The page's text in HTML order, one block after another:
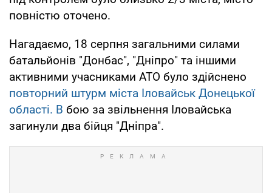
повністю оточено.
Нагадаємо, 18 серпня загальними силами
батальйонів "Донбас", "Дніпро" та іншими
активними учасниками АТО було здійснено
повторний штурм міста Іловайськ Донецької
області. В бою за звільнення Іловайська
загинули два бійця "Дніпра".